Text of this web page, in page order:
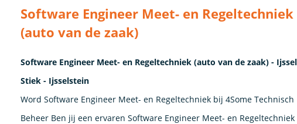
Software Engineer Meet- en Regeltechniek
(auto van de zaak)
Software Engineer Meet- en Regeltechniek (auto van de zaak) -
Stiek - Ijsselstein
Word Software Engineer Meet- en Regeltechniek bij 4Some Technisch
Beheer Ben jij een ervaren Software Engineer Meet- en